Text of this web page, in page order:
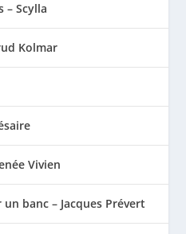
– Scylla
Kolmar
Vivien
banc – Jacques Prévert